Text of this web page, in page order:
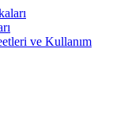
ve Kullanım